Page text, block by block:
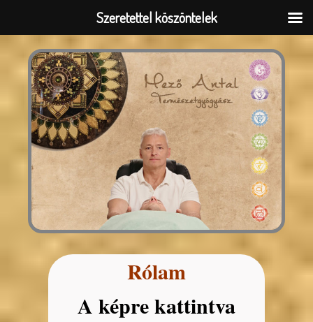
Rólam
A képre kattintva
Szeretettel köszöntelek